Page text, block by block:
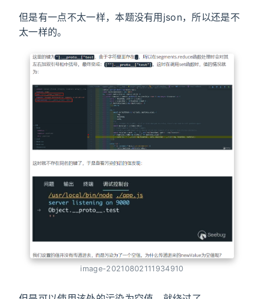
但是有一点不太一样，本题没有用json，所以还是不
太一样的。
image-20210802111934910